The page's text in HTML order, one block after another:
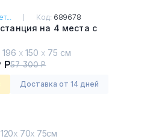
Код: 689678
на 4 места с
196 х 150 х 75 см
Р57 300 Р
Доставка от 14 дней
х 70х 75см